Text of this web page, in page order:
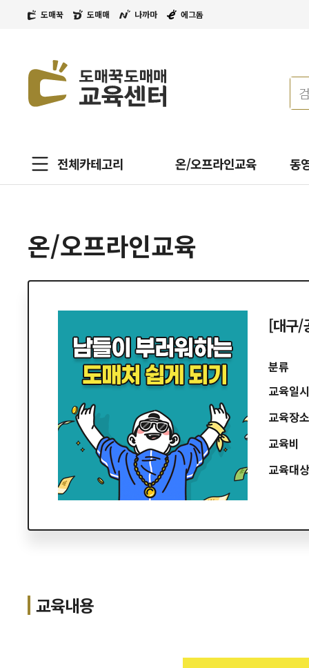
도매꾹 도매매 나까마 에그돔
전체카테고리 온/오프라인교육 동
온/오프라인교육
[대구/
분류
교육일시
교육장소
교육비
교육대상
교육내용